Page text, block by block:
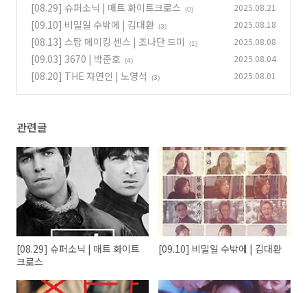
[08.29] 슈퍼소닉 | 매트 화이트크로스
(0) 2025.08.21
[09.10] 비밀일 수밖에 | 김대환 (3) 2025.08.18
[08.13] 스탑 메이킹 센스 | 조나단 드미 (1) 2025.08.08
[09.03] 3670 | 박준호 (4) 2025.08.04
[08.20] THE 자연인 | 노영석 (3) 2025.08.01
관련글
[08.29] 슈퍼소닉 | 매트 화이트
크로스
[09.10] 비밀일 수밖에 | 김대환